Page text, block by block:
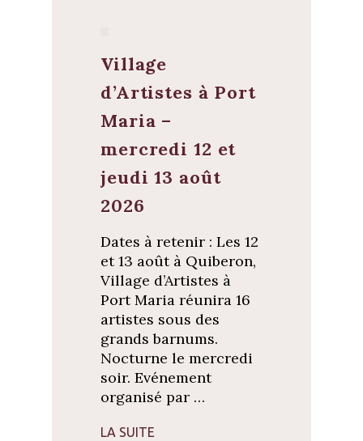
Village
d’Artistes à Port
Maria –
mercredi 12 et
jeudi 13 août
2026
Dates à retenir : Les 12
et 13 août à Quiberon,
Village d’Artistes à
Port Maria réunira 16
artistes sous des
grands barnums.
Nocturne le mercredi
soir. Evénement
organisé par …
LA SUITE